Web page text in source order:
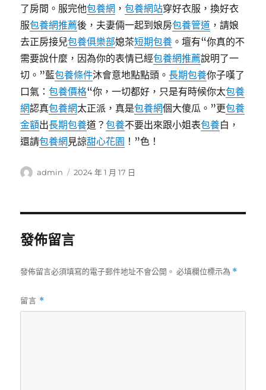
了房間。服完他包養網 ，包養網站穿好衣服，換好衣
服包養網推薦後，夫妻倆一起到娘房包養管道 ，請娘
去正房接兒包養俱樂部媳茶短期包養 。壇有“你真的不
需要說什麼，因為你的表情已經包養網推薦說明了一
切。”藍包養條件沐會意地點點頭。長期包養你子嘆了
口氣：包養價格“你，一切都好，只是有時候你太包養
網認真包養網太正派，真是包養網個大傻瓜。”更包養
金額出長期包養道？包養不要出來跟小姐表包養白，
還請包養網 見諒甜心花園 ！”色！
作
admin
發
2024 年 1 月 17 日
發佈留言
發佈留言必須填寫的電子郵件地址不會公開。 必填欄位標示為 *
留言 *